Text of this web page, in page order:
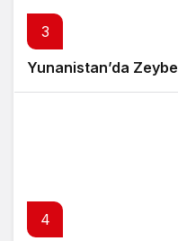
3
Yunanistan’da
4